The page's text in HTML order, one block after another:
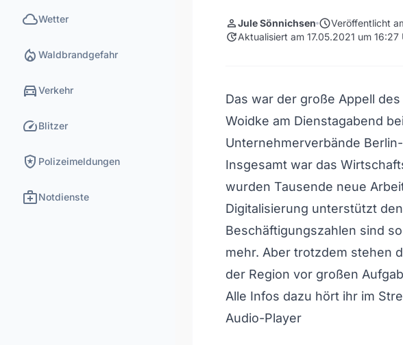
cloudWetter
local_fire_department Waldbrandgefahr
directions_carVerkehr
speedBlitzer
local_police Polizeimeldungen
medical_servicesNotdienste
personJule Sönnichsen scheduleVeröffentlicht
updateAktualisiert am 17.05.2021 um 16:27
Das war der große Appell
Woidke am Dienstagabend
Unternehmerverbände
Insgesamt war das
wurden Tausende neue
Digitalisierung unterstützt
Beschäftigungszahlen sind
mehr. Aber trotzdem stehen
der Region vor großen
Alle Infos dazu hört ihr im
Audio-Player